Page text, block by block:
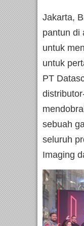
Jakarta,
pantun di
untuk
untuk
PT
sebuah
seluruh
Imaging